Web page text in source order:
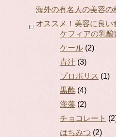
海外の有名人の美容の
オススメ！美容に良い
ケフィアの乳酸
ケール (2)
青汁 (3)
プロポリス (1)
黒酢 (4)
海藻 (2)
チョコレート
はちみつ (2)